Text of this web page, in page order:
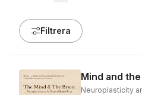
Filtrera
Mind and
Neuroplasticity